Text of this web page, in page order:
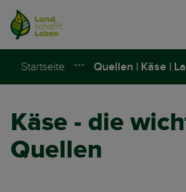
Startseite Quellen | Käse |
Käse - die
Quellen